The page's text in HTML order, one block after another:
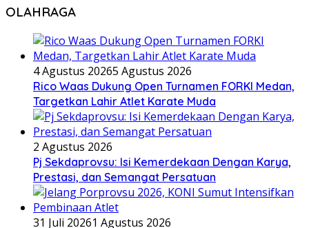
OLAHRAGA
4 Agustus 20265 Agustus 2026
Rico Waas Dukung Open Turnamen FORKI Medan,
Targetkan Lahir Atlet Karate Muda
2 Agustus 2026
Pj Sekdaprovsu: Isi Kemerdekaan Dengan Karya,
Prestasi, dan Semangat Persatuan
31 Juli 20261 Agustus 2026